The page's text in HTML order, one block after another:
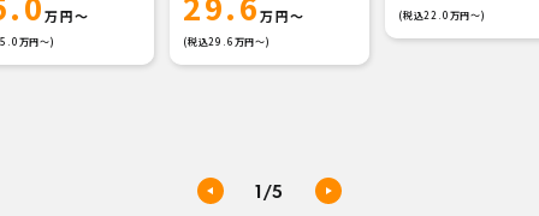
万円〜) (税込29.6万円〜)
(税込22.0万円〜)
1 /5